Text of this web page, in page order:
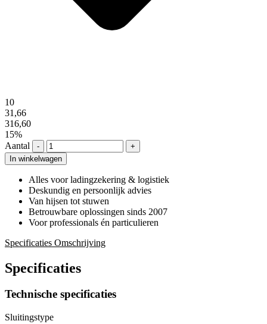
10
31,66
316,60
15%
Aantal
-
+
In winkelwagen
Alles voor ladingzekering & logistiek
Deskundig en persoonlijk advies
Van hijsen tot stuwen
Betrouwbare oplossingen sinds 2007
Voor professionals én particulieren
Specificaties Omschrijving
Specificaties
Technische specificaties
Sluitingstype